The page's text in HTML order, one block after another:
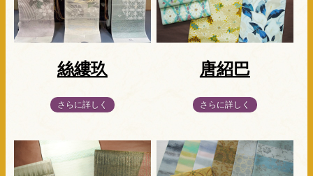
絲縷玖
さらに詳しく
唐紹巴
さらに詳しく